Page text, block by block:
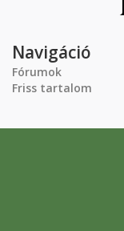
Navigáció
Fórumok
Friss tartalom